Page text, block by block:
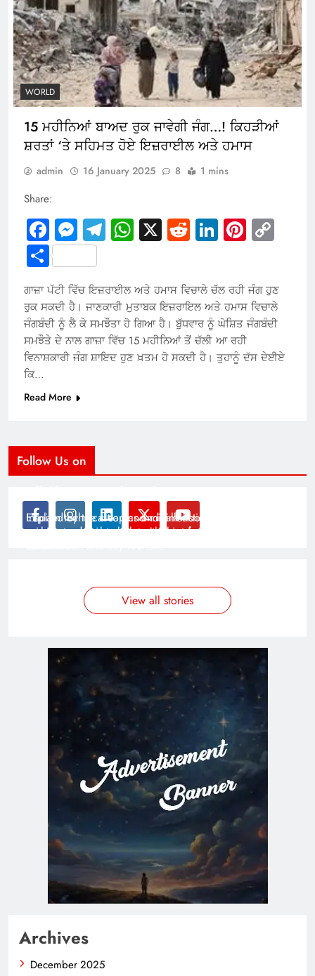
WORLD
15 ਮਹੀਨਿਆਂ ਬਾਅਦ ਰੁਕ ਜਾਵੇਗੀ ਜੰਗ…! ਕਿਹੜੀਆਂ
ਸ਼ਰਤਾਂ ‘ਤੇ ਸਹਿਮਤ ਹੋਏ ਇਜ਼ਰਾਈਲ ਅਤੇ ਹਮਾਸ
admin 16 January 2025 8 1 mins
Share:
Facebook
Messenger
Telegram
WhatsApp
X RedditLinkedIn
Share
ਗਾਜ਼ਾ ਪੱਟੀ ਵਿੱਚ ਇਜ਼ਰਾਈਲ ਅਤੇ ਹਮਾਸ ਵਿਚਾਲੇ ਚੱਲ ਰਹੀ ਜੰਗ ਹੁਣ
ਰੁਕ ਸਕਦੀ ਹੈ। ਜਾਣਕਾਰੀ ਮੁਤਾਬਕ ਇਜ਼ਰਾਇਲ ਅਤੇ ਹਮਾਸ ਵਿਚਾਲੇ
ਜੰਗਬੰਦੀ ਨੂੰ ਲੈ ਕੇ ਸਮਝੌਤਾ ਹੋ ਗਿਆ ਹੈ। ਬੁੱਧਵਾਰ ਨੂੰ ਘੋਸ਼ਿਤ ਜੰਗਬੰਦੀ
ਸਮਝੌਤੇ ਦੇ ਨਾਲ ਗਾਜ਼ਾ ਵਿੱਚ 15 ਮਹੀਨਿਆਂ ਤੋਂ ਚੱਲੀ ਆ ਰਹੀ
ਵਿਨਾਸ਼ਕਾਰੀ ਜੰਗ ਸ਼ਾਇਦ ਹੁਣ ਖ਼ਤਮ ਹੋ ਸਕਦੀ ਹੈ। ਤੁਹਾਨੂੰ ਦੱਸ ਦੇਈਏ
ਕਿ…
Read More
Follow Us on
Inspired by the clean and minimalistic look of modern
architecture, this template is great for creating stories
Explain technical topics and talk about the latest in
science and technology with this clean and futuristic
View all stories
Archives
December 2025